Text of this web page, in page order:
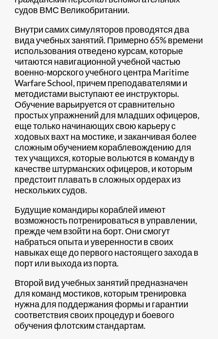
судов ВМС Великобритании.
Внутри самих симуляторов проводятся два
вида учебных занятий. Примерно 65% времени
использования отведено курсам, которые
читаются навигационной учебной частью
военно-морского учебного центра Maritime
Warfare School, причем преподавателями и
методистами выступают ее инструкторы.
Обучение варьируется от сравнительно
простых упражнений для младших офицеров,
еще только начинающих свою карьеру с
ходовых вахт на мостике, и заканчивая более
сложным обучением кораблевождению для
тех учащихся, которые вольются в команду в
качестве штурманских офицеров, и которым
предстоит плавать в сложных ордерах из
нескольких судов.
Будущие командиры кораблей имеют
возможность потренироваться в управлении,
прежде чем взойти на борт. Они смогут
набраться опыта и уверенности в своих
навыках еще до первого настоящего захода в
порт или выхода из порта.
Второй вид учебных занятий предназначен
для команд мостиков, которым тренировка
нужна для поддержания формы и гарантии
соответствия своих процедур и боевого
обучения флотским стандартам.